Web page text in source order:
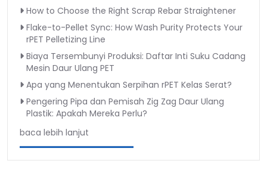
How to Choose the Right Scrap Rebar Straightener
Flake-to-Pellet Sync: How Wash Purity Protects Your
rPET Pelletizing Line
Biaya Tersembunyi Produksi: Daftar Inti Suku Cadang
Mesin Daur Ulang PET
Apa yang Menentukan Serpihan rPET Kelas Serat?
Pengering Pipa dan Pemisah Zig Zag Daur Ulang
Plastik: Apakah Mereka Perlu?
baca lebih lanjut